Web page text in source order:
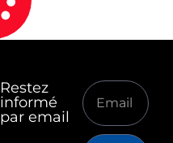
Restez
informé
par email